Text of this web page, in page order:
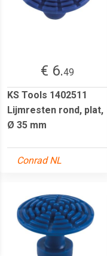
€ 6.49
KS Tools 1402511
Lijmresten rond, plat,
Ø 35 mm
Conrad NL